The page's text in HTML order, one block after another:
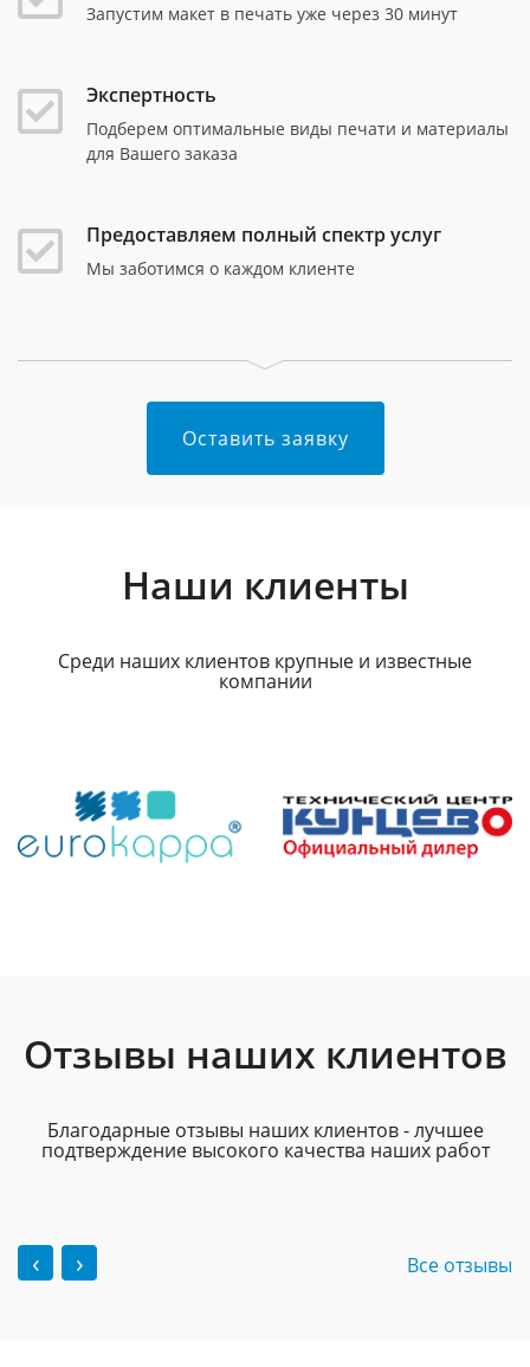
Запустим макет в печать уже через 30 минут
Экспертность
Подберем оптимальные виды печати и материалы
для Вашего заказа
Предоставляем полный спектр услуг
Мы заботимся о каждом клиенте
Оставить заявку
Наши клиенты
Среди наших клиентов крупные и известные
компании
Отзывы наших клиентов
Благодарные отзывы наших клиентов - лучшее
подтверждение высокого качества наших работ
‹ › Все отзывы